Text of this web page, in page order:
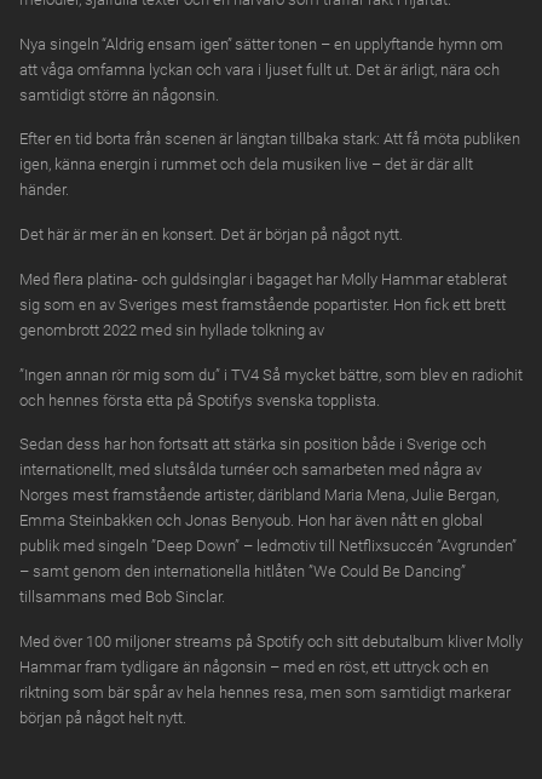
NOV Oslo Konserthus, OSLO torsdag
NOV
MOLLY HAMMAR
Oslo Konserthus, OSLO
torsdag
KÖP BILJETTER
NOV Oslo Konserthus, OSLO fredag
25
NOV
MOLLY HAMMAR
Slagthuset, MALMÖ onsdag
26 MOLLY HAMMAR
27
NOV
MOLLY HAMMAR
Kulturkvarteret, KRISTIANSTAD fredag
KÖP BILJETTER
03 MOLLY HAMMAR
04 MOLLY HAMMAR
Konsert & Kongress, LINKÖPING
KÖP BILJETTER
Nya singeln “Aldrig ensam igen” sätter tonen – en upplyftande hymn om
att våga omfamna lyckan och vara i ljuset fullt ut. Det är ärligt, nära och
samtidigt större än någonsin.
Efter en tid borta från scenen är längtan tillbaka stark: Att få möta publiken
igen, känna energin i rummet och dela musiken live – det är där allt
händer.
Det här är mer än en konsert. Det är början på något nytt.
Med flera platina- och guldsinglar i bagaget har Molly Hammar etablerat
sig som en av Sveriges mest framstående popartister. Hon fick ett brett
genombrott 2022 med sin hyllade tolkning av
”Ingen annan rör mig som du” i TV4 Så mycket bättre, som blev en radiohit
och hennes första etta på Spotifys svenska topplista.
Sedan dess har hon fortsatt att stärka sin position både i Sverige och
internationellt, med slutsålda turnéer och samarbeten med några av
Norges mest framstående artister, däribland Maria Mena, Julie Bergan,
Emma Steinbakken och Jonas Benyoub. Hon har även nått en global
publik med singeln ”Deep Down” – ledmotiv till Netflixsuccén ”Avgrunden”
– samt genom den internationella hitlåten ”We Could Be Dancing”
tillsammans med Bob Sinclar.
Med över 100 miljoner streams på Spotify och sitt debutalbum kliver Molly
Hammar fram tydligare än någonsin – med en röst, ett uttryck och en
riktning som bär spår av hela hennes resa, men som samtidigt markerar
början på något helt nytt.